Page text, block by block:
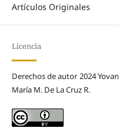
Artículos Originales
Licencia
Derechos de autor 2024
María M. De La Cruz R.